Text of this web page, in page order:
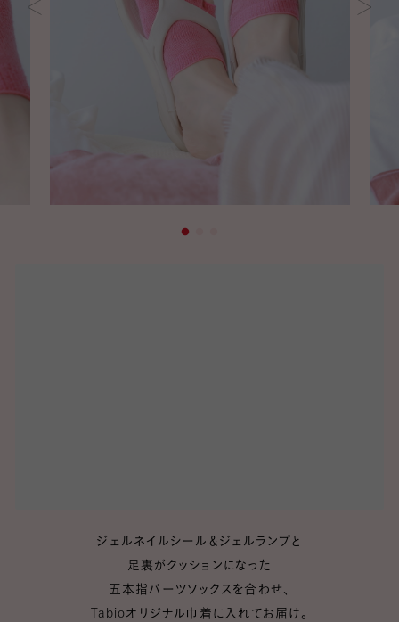
ジェルネイルシール＆ジェルランプと
足裏がクッションになった
五本指パーツソックスを合わせ、
Tabioオリジナル巾着に入れてお届け。